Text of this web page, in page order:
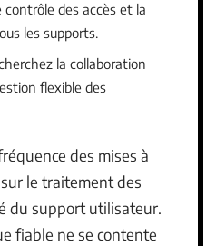
contrôle des accès et la
les supports.
la collaboration
flexible des
des mises à
le traitement des
du support utilisateur.
fiable ne se contente